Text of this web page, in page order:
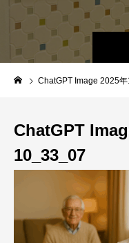
ChatGPT Image 2025
ChatGPT
10_33_07